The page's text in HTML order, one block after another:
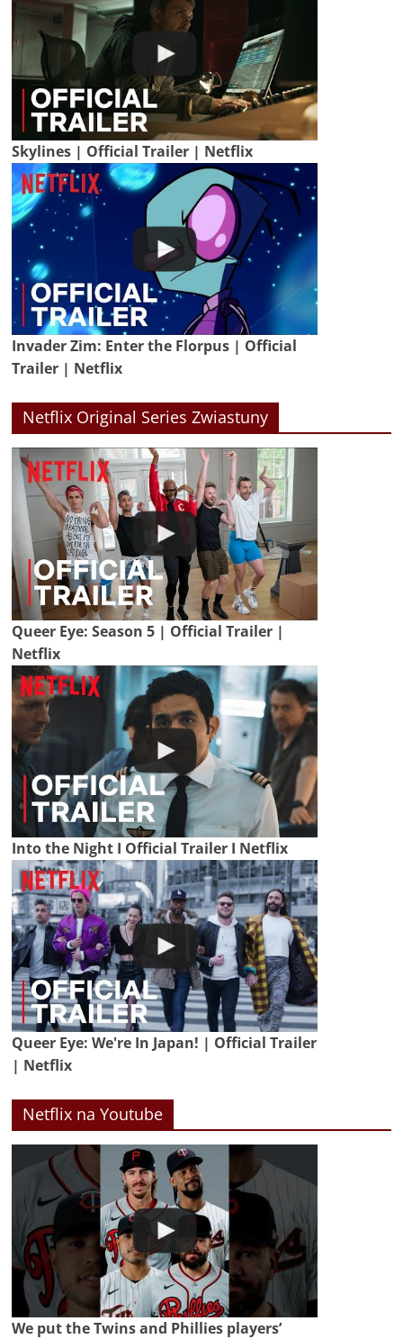
Skylines | Official Trailer | Netflix
Invader Zim: Enter the Florpus | Official
Trailer | Netflix
Netflix Original Series Zwiastuny
Queer Eye: Season 5 | Official Trailer |
Netflix
Into the Night I Official Trailer I Netflix
Queer Eye: We're In Japan! | Official Trailer
| Netflix
Netflix na Youtube
We put the Twins and Phillies players’